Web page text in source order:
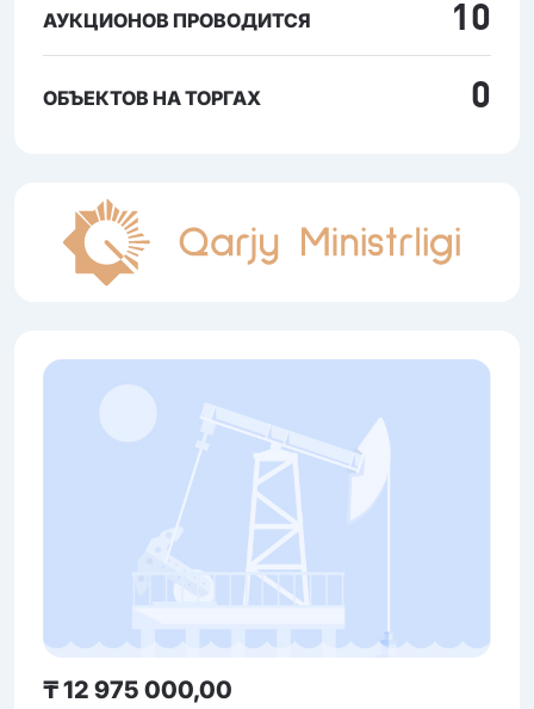
АУКЦИОНОВ ПРОВОДИТСЯ 10
ОБЪЕКТОВ НА ТОРГАХ 0
₸ 12 975 000,00